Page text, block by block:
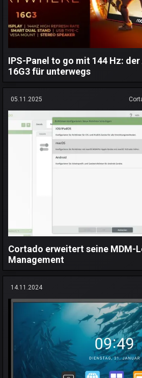
IPS-Panel to go mit 144 Hz: der
16G3 für unterwegs
05.11.2025
Cortado erweitert seine MDM-
Management
14.11.2024